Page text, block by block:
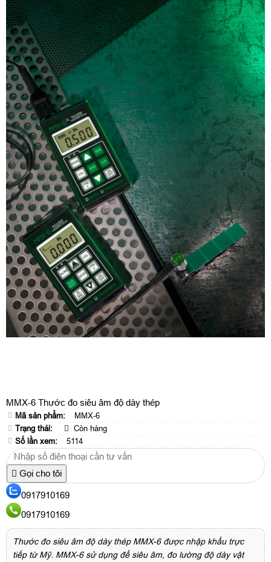
MMX-6 Thước đo siêu âm độ dày thép
Mã sản phẩm:
MMX-6
Trạng thái:
Còn hàng
Số lần xem:
5114
Gọi cho tôi
0917910169
0917910169
Thước đo siêu âm độ dày thép MMX-6 được nhập khẩu trực
tiếp từ Mỹ. MMX-6 sử dụng để siêu âm, đo lường độ dày vật